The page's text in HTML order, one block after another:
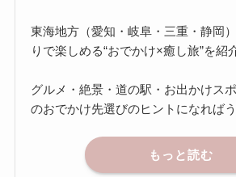
東海地方（愛知・岐阜・三重・静岡
りで楽しめる“おでかけ×癒し旅”を紹
グルメ・絶景・道の駅・お出かけス
のおでかけ先選びのヒントになれば
もっと読む